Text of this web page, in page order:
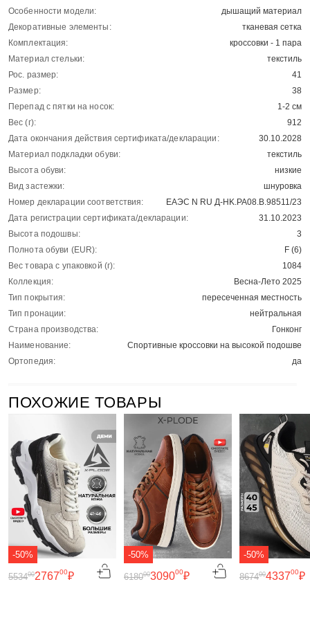
Особенности модели:
дышащий материал
Декоративные элементы:
тканевая сетка
Комплектация:
кроссовки - 1 пара
Материал стельки:
текстиль
Рос. размер:
41
Размер:
38
Перепад с пятки на носок:
1-2 см
Вес (г):
912
Дата окончания действия сертификата/декларации:
30.10.2028
Материал подкладки обуви:
текстиль
Высота обуви:
низкие
Вид застежки:
шнуровка
Номер декларации соответствия:
ЕАЭС N RU Д-HK.РА08.В.98511/23
Дата регистрации сертификата/декларации:
31.10.2023
Высота подошвы:
3
Полнота обуви (EUR):
F (6)
Вес товара с упаковкой (г):
1084
Коллекция:
Весна-Лето 2025
Тип покрытия:
пересеченная местность
Тип пронации:
нейтральная
Страна производства:
Гонконг
Наименование:
Спортивные кроссовки на высокой подошве
Ортопедия:
да
ПОХОЖИЕ ТОВАРЫ
-50%
276700₽
553400
-50%
309000₽
618000
-50%
433700₽
867400